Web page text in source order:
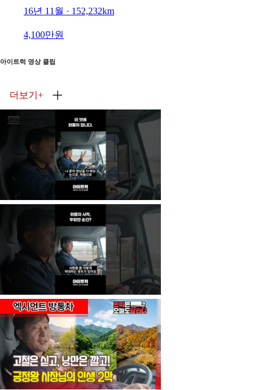
16년 11월 · 152,232km
4,100만원
아이트럭 영상 클립
더보기 +